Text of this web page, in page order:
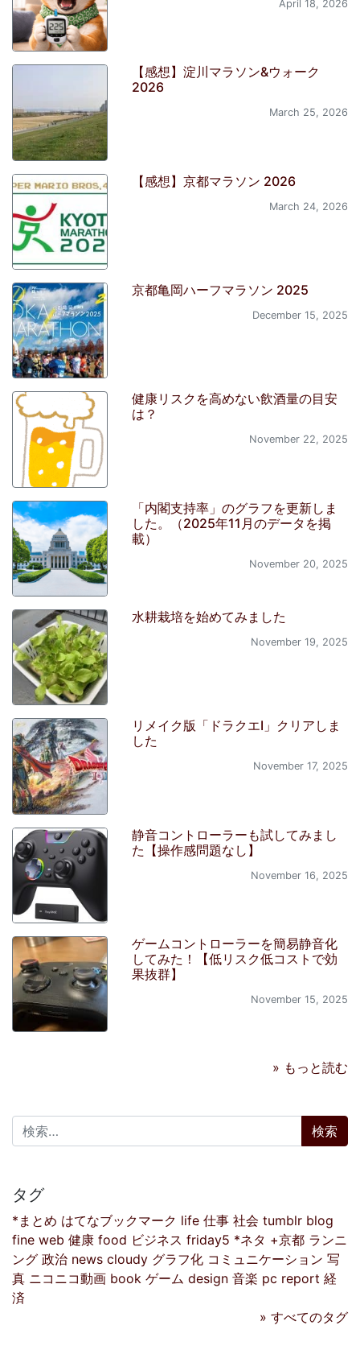
April 18, 2026
【感想】淀川マラソン&ウォーク
2026
March 25, 2026
【感想】京都マラソン 2026
March 24, 2026
京都亀岡ハーフマラソン 2025
December 15, 2025
健康リスクを高めない飲酒量の目安
は？
November 22, 2025
「内閣支持率」のグラフを更新しま
した。（2025年11月のデータを掲
載）
November 20, 2025
水耕栽培を始めてみました
November 19, 2025
リメイク版「ドラクエI」クリアしま
した
November 17, 2025
静音コントローラーも試してみまし
た【操作感問題なし】
November 16, 2025
ゲームコントローラーを簡易静音化
してみた！【低リスク低コストで効
果抜群】
November 15, 2025
» もっと読む
検索:
タグ
*まとめ はてなブックマーク life 仕事 社会 tumblr blog
fine web 健康 food ビジネス friday5 *ネタ +京都 ランニ
ング 政治 news cloudy グラフ化 コミュニケーション 写
真 ニコニコ動画 book ゲーム design 音楽 pc report 経
済
» すべてのタグ